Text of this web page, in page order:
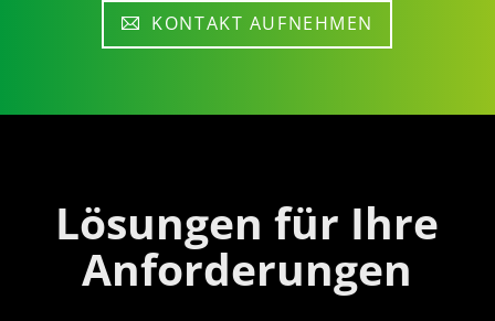
KONTAKT AUFNEHMEN
Lösungen für Ihre
Anforderungen